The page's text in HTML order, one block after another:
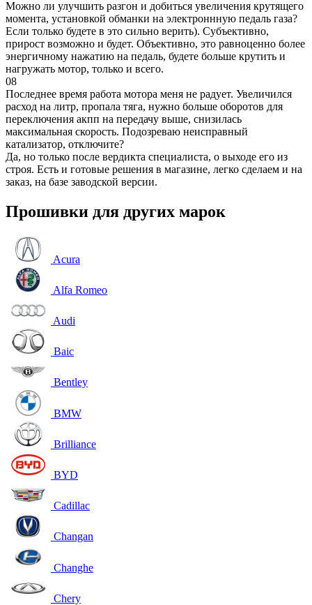
Можно ли улучшить разгон и добиться увеличения крутящего
момента, установкой обманки на электроннную педаль газа?
Если только будете в это сильно верить). Субъективно,
прирост возможно и будет. Объективно, это равноценно более
энергичному нажатию на педаль, будете больше крутить и
нагружать мотор, только и всего.
08
Последнее время работа мотора меня не радует. Увеличился
расход на литр, пропала тяга, нужно больше оборотов для
переключения акпп на передачу выше, снизилась
максимальная скорость. Подозреваю неисправный
катализатор, отключите?
Да, но только после вердикта специалиста, о выходе его из
строя. Есть и готовые решения в магазине, легко сделаем и на
заказ, на базе заводской версии.
Прошивки для других марок
Acura
Alfa Romeo
Audi
Baic
Bentley
BMW
Brilliance
BYD
Cadillac
Changan
Changhe
Chery